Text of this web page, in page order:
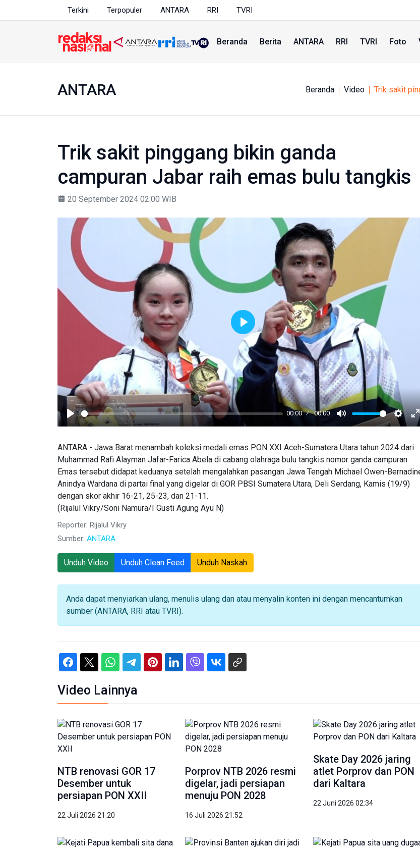
Terkini Terpopuler ANTARA RRI TVRI
Beranda Berita ANTARA RRI TVRI Foto
ANTARA Beranda Video Trik sakit
Trik sakit pinggang bikin ganda
campuran Jabar raih emas bulu tangkis
20 September 2024 02:00 WIB
Play
00:00 00:00
Mute
Play
ANTARA - Jawa Barat menambah koleksi medali emas PON XXI Aceh-Sumatera Utara tahun 2024 dari
Muhammad Rafi Alayman Jafar-Farica Abela di cabang olahraga bulu tangkis nomor ganda campuran.
Emas tersebut didapat keduanya setelah mengalahkan pasangan Jawa Tengah Michael Owen-
Anindya Wardana di partai final yang digelar di GOR PBSI Sumatera Utara, Deli Serdang, Kamis (19/9)
dengan skor akhir 16-21, 25-23, dan 21-11.
(Rijalul Vikry/Soni Namura/I Gusti Agung Ayu N)
Reporter: Rijalul Vikry
Sumber: ANTARA
Unduh Video Unduh Clean Feed Unduh Naskah
Anda dapat menyiarkan ulang, menulis ulang dan atau menyalin konten ini dengan mencantumkan
sumber (ANTARA, RRI atau TVRI).
Video Lainnya
NTB renovasi GOR 17
Desember untuk
persiapan PON XXII
22 Juli 2026 21:20
Porprov NTB 2026 resmi
digelar, jadi persiapan
menuju PON 2028
16 Juli 2026 21:52
Skate Day 2026 jaring
atlet Porprov dan PON
dari Kaltara
22 Juni 2026 02:34